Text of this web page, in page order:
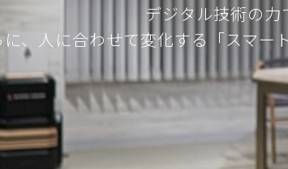
デジタル技術の力
に、人に合わせて変化する「スマ